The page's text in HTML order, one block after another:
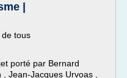
|
tous
porté par Bernard
Jean-Jacques Urvoas ,